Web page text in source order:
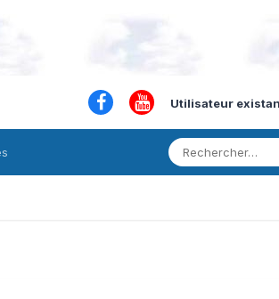
Utilisateur